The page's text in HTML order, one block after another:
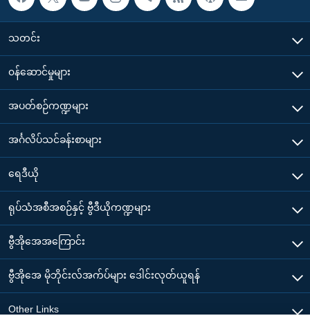
သတင်း
၀န်ဆောင်မှုများ
အပတ်စဉ်ကဏ္ဍများ
အင်္ဂလိပ်သင်ခန်းစာများ
ရေဒီယို
ရုပ်သံအစီအစဉ်နှင့် ဗွီဒီယိုကဏ္ဍများ
ဗွီအိုအေအကြောင်း
ဗွီအိုအေ မိုဘိုင်းလ်အက်ပ်များ ဒေါင်းလုတ်ယူရန်
Other Links